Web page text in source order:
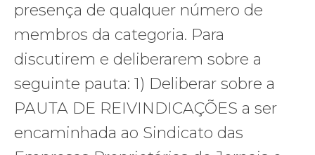
presença de qualquer número de
membros da categoria. Para
discutirem e deliberarem sobre a
seguinte pauta: 1) Deliberar sobre a
PAUTA DE REIVINDICAÇÕES a ser
encaminhada ao Sindicato das